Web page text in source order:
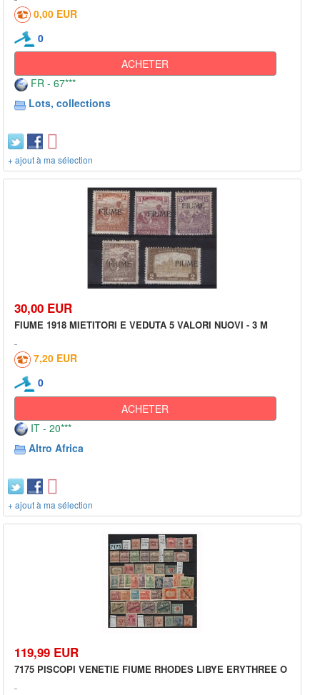
0,00 EUR
0
ACHETER
FR - 67***
Lots, collections
+ ajout à ma sélection
30,00 EUR
FIUME 1918 MIETITORI E VEDUTA 5 VALORI NUOVI - 3 M
7,20 EUR
0
ACHETER
IT - 20***
Altro Africa
+ ajout à ma sélection
119,99 EUR
7175 PISCOPI VENETIE FIUME RHODES LIBYE ERYTHREE O